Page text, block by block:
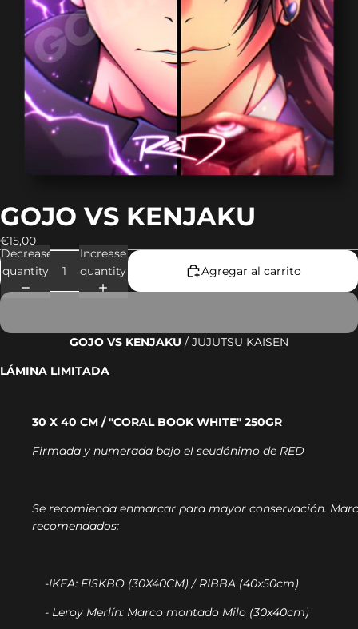
GOJO VS KENJAKU
€15,00
Decrease
quantity
Increase
quantity
Agregar al carrito
GOJO VS KENJAKU / JUJUTSU KAISEN
LÁMINA LIMITADA
30 X 40 CM / "CORAL BOOK WHITE" 250GR
Firmada y numerada bajo el seudónimo de RED
Se recomienda enmarcar para mayor conservación.
recomendados:
-IKEA: FISKBO (30X40CM) / RIBBA (40x50cm)
- Leroy Merlín: Marco montado Milo (30x40cm)